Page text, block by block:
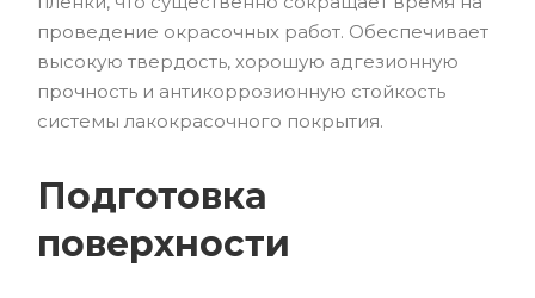
проведение окрасочных работ. Обеспечивает
высокую твердость, хорошую адгезионную
прочность и антикоррозионную стойкость
системы лакокрасочного покрытия.
Подготовка
поверхности